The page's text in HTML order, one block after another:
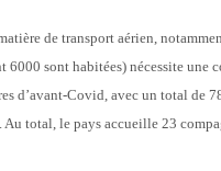
de transport aérien,
sont habitées) nécessite une
d’avant-Covid, avec un total de
total, le pays accueille 23